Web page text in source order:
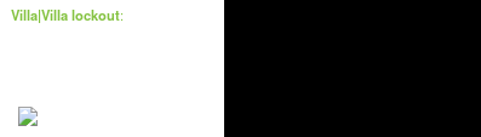
Villa|Villa lockout: